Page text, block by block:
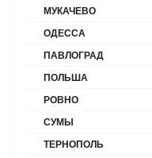
МУКАЧЕВО
ОДЕССА
ПАВЛОГРАД
ПОЛЬША
РОВНО
СУМЫ
ТЕРНОПОЛЬ